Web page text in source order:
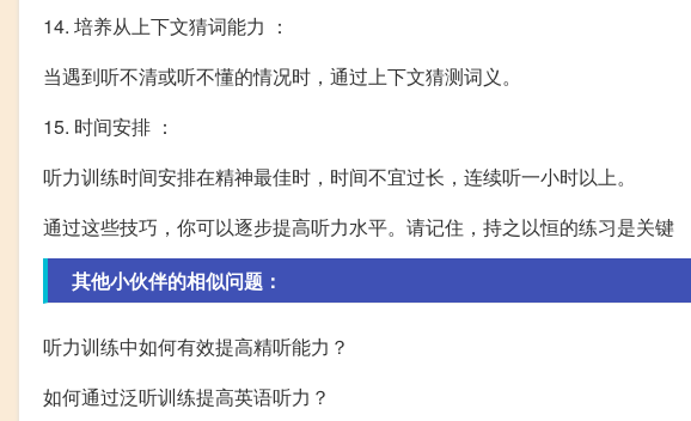
14. 培养从上下文猜词能力 ：
当遇到听不清或听不懂的情况时，通过上下文猜测词义。
15. 时间安排 ：
听力训练时间安排在精神最佳时，时间不宜过长，连续听一小时以上。
通过这些技巧，你可以逐步提高听力水平。请记住，持之以恒的练习是关键
其他小伙伴的相似问题：
听力训练中如何有效提高精听能力？
如何通过泛听训练提高英语听力？